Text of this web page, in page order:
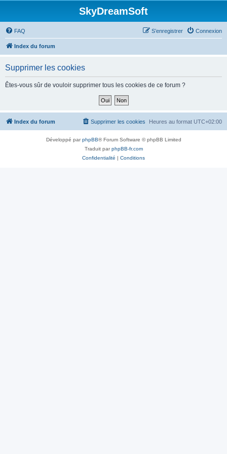
SkyDreamSoft
FAQ Connexion
S’enregistrer
Index du forum
Supprimer les cookies
Êtes-vous sûr de vouloir supprimer tous les cookies de ce forum ?
Index du forum Heures au format UTC+02:00
Supprimer les cookies
Développé parphpBB® Forum Software © phpBB Limited
Traduit parphpBB-fr.com
Confidentialité | Conditions